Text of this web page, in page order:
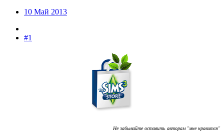
10 Май 2013
#1
Не забывайте оставить авторам "мне нравится"